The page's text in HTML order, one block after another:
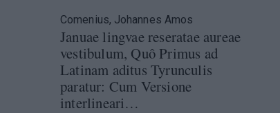
Comenius, Johannes Amos
Januae lingvae reseratae aureae
vestibulum, Quô Primus ad
Latinam aditus Tyrunculis
paratur: Cum Versione
interlineari…